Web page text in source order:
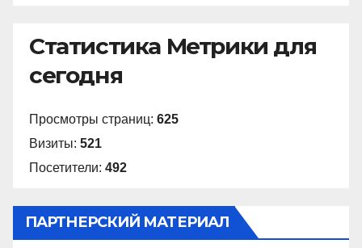
Статистика Метрики для
сегодня
Просмотры страниц: 625
Визиты: 521
Посетители: 492
ПАРТНЕРСКИЙ МАТЕРИАЛ